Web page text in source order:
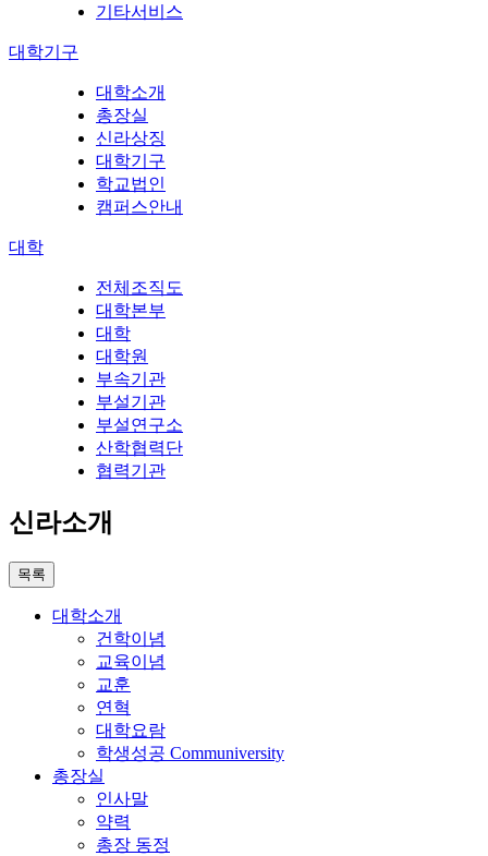
기타서비스
대학기구
대학소개
총장실
신라상징
대학기구
학교법인
캠퍼스안내
대학
전체조직도
대학본부
대학
대학원
부속기관
부설기관
부설연구소
산학협력단
협력기관
신라소개
목록
대학소개
건학이념
교육이념
교훈
연혁
대학요람
학생성공 Communiversity
총장실
인사말
약력
총장 동정